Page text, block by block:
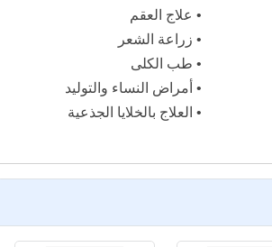
• علاج العقم
• زراعة الشعر
• طب الكلى
• أمراض النساء والتوليد
• العلاج بالخلايا الجذعية